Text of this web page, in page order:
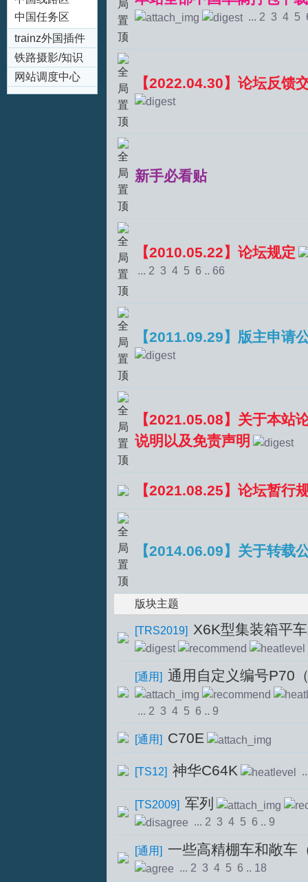
火
中国任务区
trainz外国插件
专区(trainz
Addons)
铁路摄影/知识
区
网站调度中心
... 2 3 4 5
【2022.04.30】论坛反馈
新手必看贴
【2010.05.22】论坛规定
... 2 3 4 5 6 .. 66
【2011.09.29】版主申请
【2021.05.08】关于本站
说明以及免责声明
【2021.08.25】论坛暂行
【2014.06.09】关于转载
版块主题
[TRS2019] X6K型集装箱平
[通用] 通用自定义编号P70
... 2 3 4 5 6 .. 9
[通用] C70E
[TS12] 神华C64K
[TS2009] 军列
... 2 3 4 5 6 .. 9
[通用] 一些高精棚车和敞车
... 2 3 4 5 6 .. 18